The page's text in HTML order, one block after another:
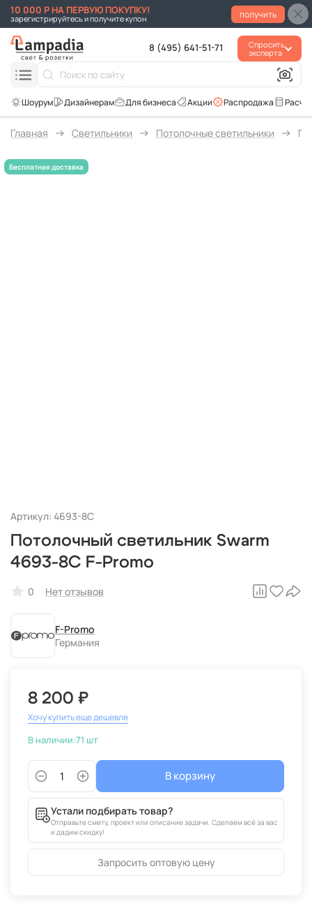
10 000 Р НА ПЕРВУЮ ПОКУПКУ!
зарегистрируйтесь и получите купон получить
8 (495) 641-51-71
Спросить
эксперта
Распродажа
Акции
Для бизнеса
Главная Светильники Потолочные светильники
Артикул: 4693-8C
Потолочный светильник Swarm
4693-8C F-Promo
0 Нет отзывов
F-Promo
Германия
8 200 ₽
Хочу купить еще дешевле
В наличии:71 шт
В корзину
Устали подбирать товар?
Отправьте смету, проект или описание задачи. Сделаем всё за вас
и дадим скидку!
Запросить оптовую цену